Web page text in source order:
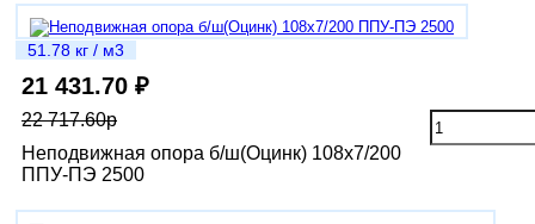
51.78 кг / м3
21 431.70 ₽
22 717.60р
Неподвижная опора б/ш(Оцинк) 108х7/200
ППУ-ПЭ 2500